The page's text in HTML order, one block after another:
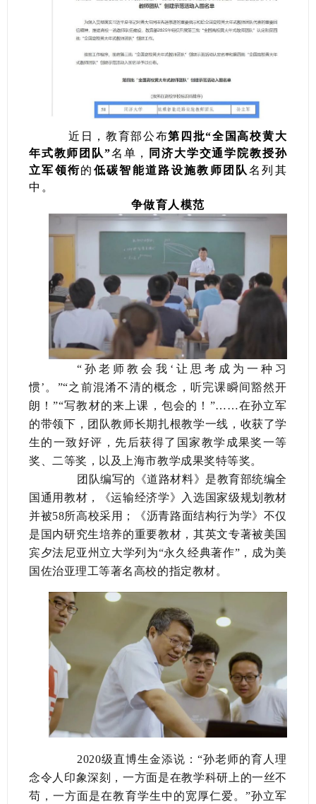
近日，教育部公布第四批“全国高校黄大
年式教师团队”名单，
同济大学交通学院教授孙
立军领衔的 低碳智能道路设施教师团队 名列其
中。
争做育人模范
“孙老师教会我‘让思考成为一种习
惯’。”“之前混淆不清的概念，听完课瞬间豁然开
朗！”“写教材的来上课，包会的！”……在孙立军
的带领下，团队教师长期扎根教学一线，收获了学
生的一致好评，先后获得了国家教学成果奖一等
奖、二等奖，以及上海市教学成果奖特等奖。
团队编写的《道路材料》是教育部统编全
国通用教材，《运输经济学》入选国家级规划教材
并被58所高校采用；《沥青路面结构行为学》不仅
是国内研究生培养的重要教材，其英文专著被美国
宾夕法尼亚州立大学列为“永久经典著作”，成为美
国佐治亚理工等著名高校的指定教材。
2020级直博生金添说：“孙老师的育人理
念令人印象深刻，一方面是在教学科研上的一丝不
苟，一方面是在教育学生中的宽厚仁爱。”孙立军